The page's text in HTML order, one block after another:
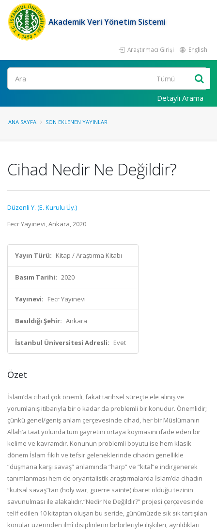
Akademik Veri Yönetim Sistemi
Araştırmacı Girişi English
Ara
Detaylı Arama
ANA SAYFA SON EKLENEN YAYINLAR
Cihad Nedir Ne Değildir?
Düzenli Y. (E. Kurulu Üy.)
Fecr Yayınevi, Ankara, 2020
Yayın Türü: Kitap / Araştırma Kitabı
Basım Tarihi: 2020
Yayınevi: Fecr Yayınevi
Basıldığı Şehir: Ankara
İstanbul Üniversitesi Adresli: Evet
Özet
İslam’da cihad çok önemli, fakat tarihsel süreçte ele alınış ve
yorumlanış itibarıyla bir o kadar da problemli bir konudur. Önemlidir;
çünkü genel/geniş anlam çerçevesinde cihad, her bir Müslümanın
Allah’a taat yolunda tüm gayretini ortaya koymasını ifade eden bir
kelime ve kavramdır. Konunun problemli boyutu ise hem klasik
dönem İslam fıkıh ve tefsir geleneklerinde cihadın genellikle
“düşmana karşı savaş” anlamında “harp” ve “kıtal”e indirgenerek
tanımlanması hem de oryantalistik araştırmalarda İslam’da cihadın
“kutsal savaş”tan (holy war, guerre sainte) ibaret olduğu tezinin
savunulması ile alakalıdır.“Nedir Ne Değildir?” projesi çerçevesinde
telif edilen 10 kitaptan oluşan bu seride, günümüzde sık sık tartışılan
konular üzerinden ilmî disiplinlerin birbirleriyle ilişkileri, ayrıldıkları